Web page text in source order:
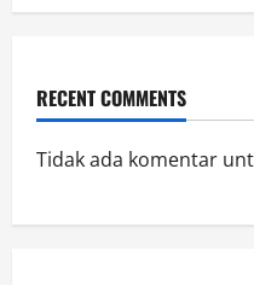
RECENT COMMENTS
Tidak ada komentar